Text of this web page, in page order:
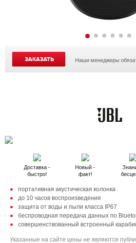
ЗАКАЗАТЬ Наши менеджеры
Доставка -
быстро!
Новый -
факт!
портативная акустическая колонка
до 10 часов воспроизведения
защита от воды и пыли класса IP67
беспроводная передача данных по
совершенствованный встроенный
Указанные на сайте цены не являются